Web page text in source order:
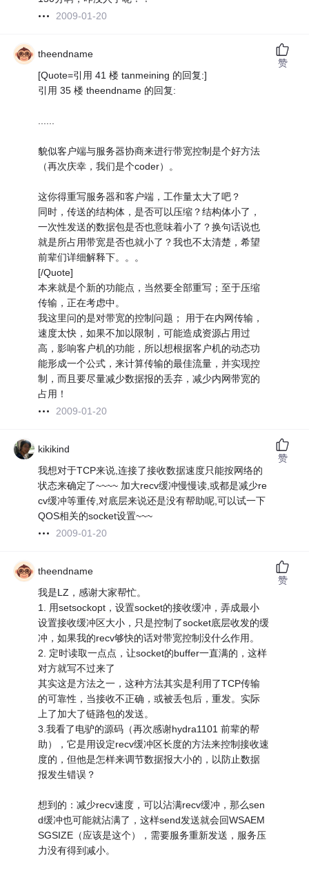
2009-01-20
theendname
[Quote=引用 41 楼 tanmeining 的回复:]
引用 35 楼 theendname 的回复:
......
貌似客户端与服务器协商来进行带宽控制是个好方法
（再次庆幸，我们是个coder）。
这你得重写服务器和客户端，工作量太大了吧？
同时，传送的结构体，是否可以压缩？结构体小了，
一次性发送的数据包是否也意味着小了？换句话说也
就是所占用带宽是否也就小了？我也不太清楚，希望
前辈们详细解释下。。。
[/Quote]
本来就是个新的功能点，当然要全部重写；至于压缩
传输，正在考虑中。
我这里问的是对带宽的控制问题； 用于在内网传输，
速度太快，如果不加以限制，可能造成资源占用过
高，影响客户机的功能，所以想根据客户机的动态功
能形成一个公式，来计算传输的最佳流量，并实现控
制，而且要尽量减少数据报的丢弃，减少内网带宽的
占用！
2009-01-20
赞
kikikind
我想对于TCP来说,连接了接收数据速度只能按网络的
状态来确定了~~~~ 加大recv缓冲慢慢读,或都是减少re
cv缓冲等重传,对底层来说还是没有帮助呢,可以试一下
QOS相关的socket设置~~~
2009-01-20
赞
theendname
我是LZ，感谢大家帮忙。
1. 用setsockopt，设置socket的接收缓冲，弄成最小
设置接收缓冲区大小，只是控制了socket底层收发的缓
冲，如果我的recv够快的话对带宽控制没什么作用。
2. 定时读取一点点，让socket的buffer一直满的，这样
对方就写不过来了
其实这是方法之一，这种方法其实是利用了TCP传输
的可靠性，当接收不正确，或被丢包后，重发。实际
上了加大了链路包的发送。
3.我看了电驴的源码（再次感谢hydra1101 前辈的帮
助），它是用设定recv缓冲区长度的方法来控制接收速
度的，但他是怎样来调节数据报大小的，以防止数据
报发生错误？
想到的：减少recv速度，可以沾满recv缓冲，那么sen
d缓冲也可能就沾满了，这样send发送就会回WSAEM
SGSIZE（应该是这个），需要服务重新发送，服务压
力没有得到减小。
赞